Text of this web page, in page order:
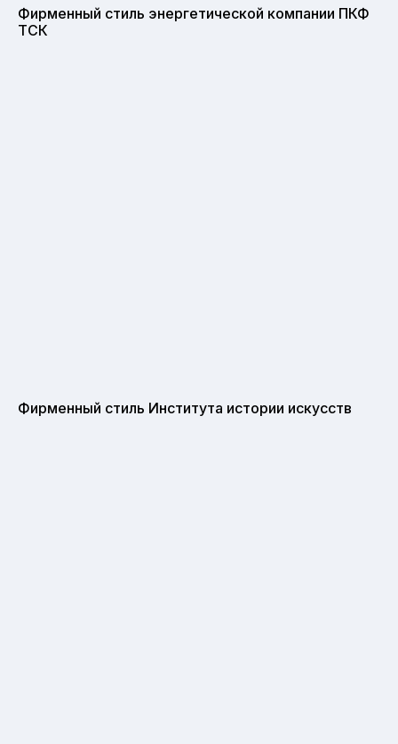
Фирменный стиль энергетической компании ПКФ
ТСК
Фирменный стиль Института истории искусств